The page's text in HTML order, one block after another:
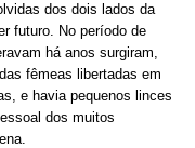
dos dois lados da
futuro. No período de
há anos surgiram,
fêmeas libertadas em
e havia pequenos linces
dos muitos